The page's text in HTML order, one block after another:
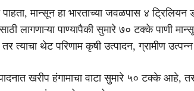
मान्सून हा भारताच्या जवळपास ४
लागणाऱ्या पाण्यापैकी सुमारे ७० टक्के पाणी
त्याचा थेट परिणाम कृषी उत्पादन, ग्रामीण
खरीप हंगामाचा वाटा सुमारे ५० टक्के आहे,